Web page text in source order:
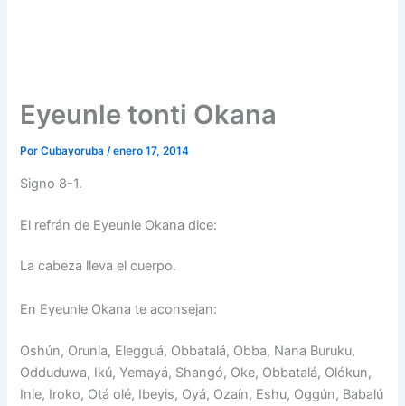
Eyeunle tonti Okana
PorCubayoruba/enero 17, 2014
Signo 8-1.
El refrán de Eyeunle Okana dice:
La cabeza lleva el cuerpo.
En Eyeunle Okana te aconsejan:
Oshún, Orunla, Elegguá, Obbatalá, Obba, Nana Buruku,
Odduduwa, Ikú, Yemayá, Shangó, Oke, Obbatalá, Olókun,
Inle, Iroko, Otá olé, Ibeyis, Oyá, Ozaín, Eshu, Oggún, Babalú